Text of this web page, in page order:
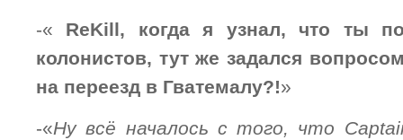
-« ReKill, когда я узнал, что ты
колонистов, тут же задался
на переезд в Гватемалу?!»
-«Ну всё началось с того, что